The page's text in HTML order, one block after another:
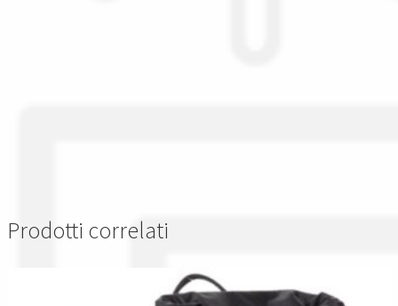
Prodotti correlati